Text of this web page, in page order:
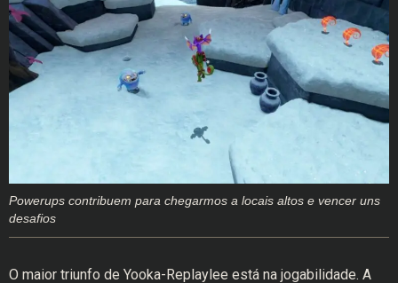
Powerups contribuem para chegarmos a locais altos e vencer uns
desafios
O maior triunfo de Yooka-Replaylee está na jogabilidade. A